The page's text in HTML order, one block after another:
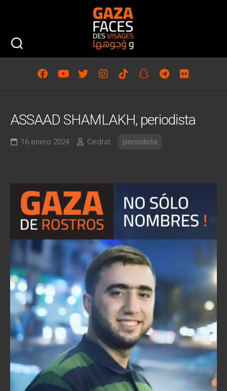
ASSAAD SHAMLAKH, periodista
16 enero 2024 Cedrat periodista